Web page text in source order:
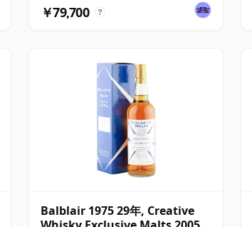
￥79,700 ?
Balblair 1975 29年, Creative